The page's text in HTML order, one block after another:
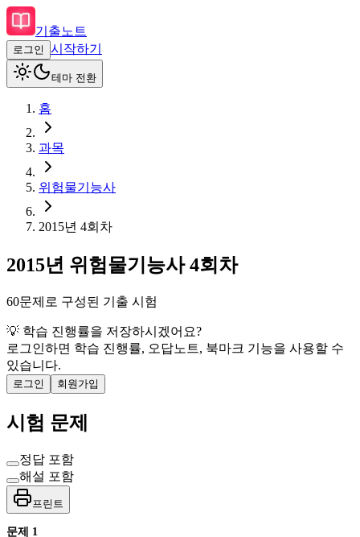
기출노트
로그인 시작하기
테마 전환
홈
과목
위험물기능사
2015년 4회차
2015년 위험물기능사 4회차
60문제로 구성된 기출 시험
💡 학습 진행률을 저장하시겠어요?
로그인하면 학습 진행률, 오답노트, 북마크 기능을 사용할 수
있습니다.
로그인 회원가입
시험 문제
정답 포함
해설 포함
프린트
문제 1